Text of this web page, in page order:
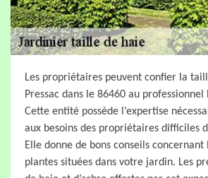
Les propriétaires peuvent confier la
Pressac dans le 86460 au professionnel
Cette entité possède l’expertise
aux besoins des propriétaires difficiles
Elle donne de bons conseils concernant
plantes situées dans votre jardin. Les